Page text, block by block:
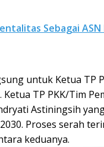
Sebagai
untuk Ketua TP
TP PKK/Tim
Astiningsih
Proses serah
keduanya.